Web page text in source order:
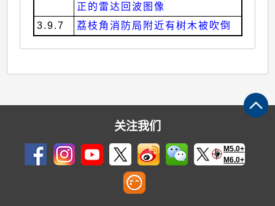
正的雷达回波图像
3.9.7
荔枝角消防局附近有树木被吹倒
关注我们
M5.0+
M6.0+